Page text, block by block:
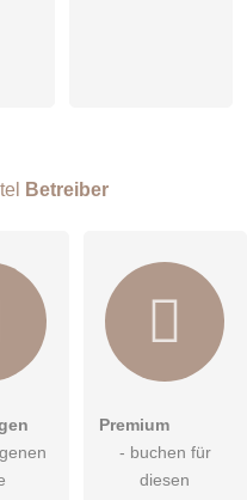
Betreiber
Premium
- buchen für
diesen